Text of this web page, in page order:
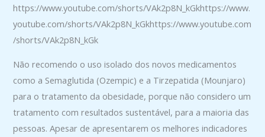
https://www.youtube.com/shorts/VAk2p8N_kGkhttps://www.
youtube.com/shorts/VAk2p8N_kGkhttps://www.youtube.com
/shorts/VAk2p8N_kGk
Não recomendo o uso isolado dos novos medicamentos
como a Semaglutida (Ozempic) e a Tirzepatida (Mounjaro)
para o tratamento da obesidade, porque não considero um
tratamento com resultados sustentável, para a maioria das
pessoas. Apesar de apresentarem os melhores indicadores